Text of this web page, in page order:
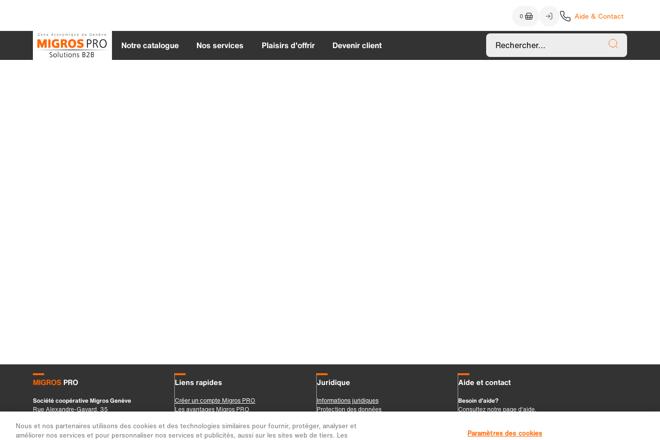
Nous et nos partenaires utilisons des cookies et des technologies similaires pour fournir, protéger, analyser et
améliorer nos services et pour personnaliser nos services et publicités, aussi sur les sites web de tiers. Les
Paramètres des cookies